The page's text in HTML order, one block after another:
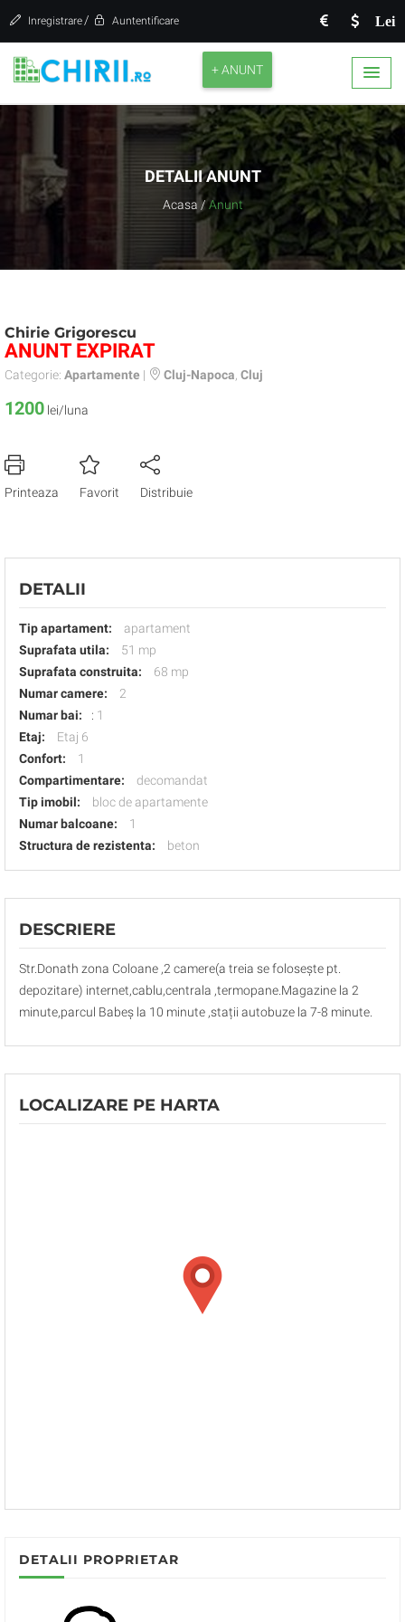
Lei
Inregistrare / Auntentificare
+ ANUNT
DETALII ANUNT
Acasa / Anunt
Chirie Grigorescu
ANUNT EXPIRAT
Categorie: Apartamente | Cluj-Napoca Cluj
1200 lei/luna
Printeaza Favorit Distribuie
DETALII
Tip apartament:
apartament
Suprafata utila:
51 mp
Suprafata construita:
68 mp
Numar camere:
2
Numar bai:
: 1
Etaj:
Etaj 6
Confort:
1
Compartimentare:
decomandat
Tip imobil:
bloc de apartamente
Numar balcoane:
1
Structura de rezistenta:
beton
DESCRIERE
Str.Donath zona Coloane ,2 camere(a treia se folosește pt.
depozitare) internet,cablu,centrala ,termopane.Magazine la 2
minute,parcul Babeș la 10 minute ,stații autobuze la 7-8 minute.
LOCALIZARE PE HARTA
DETALII PROPRIETAR